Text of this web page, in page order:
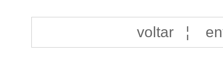
voltar¦